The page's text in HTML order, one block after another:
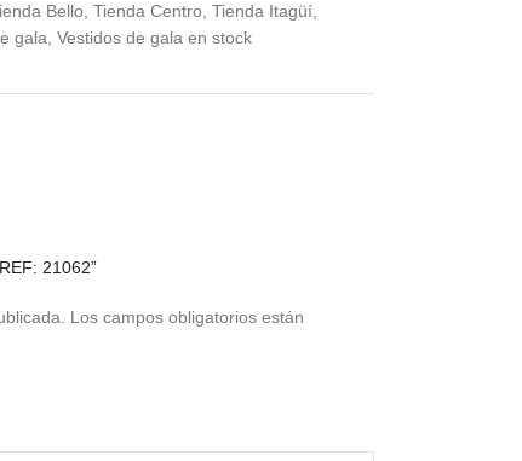
Bello Tienda Centro Tienda Itagüí
gala Vestidos de gala en stock
21062”
Los campos obligatorios están